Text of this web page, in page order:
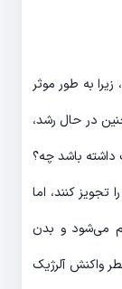
به طور موثر
در حال رشد،
داشته باشد چه؟
تجویز کنند، اما
می‌شود و بدن
واکنش آلرژیک